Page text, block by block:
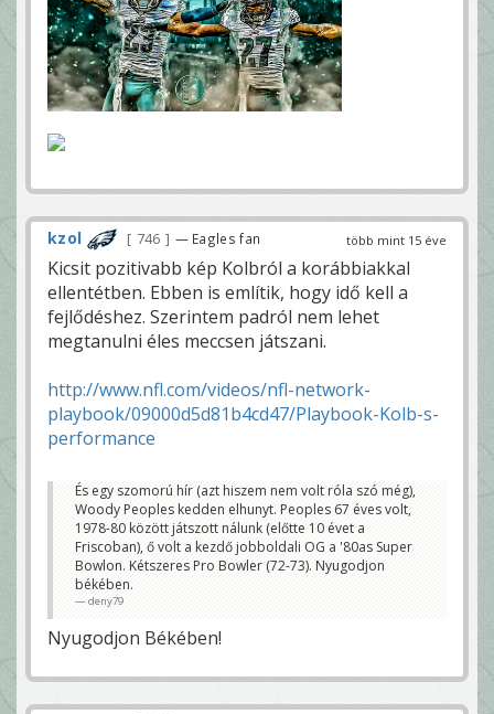
több mint 15 éve
kzol 746 — Eagles fan
Kicsit pozitivabb kép Kolbról a korábbiakkal
ellentétben. Ebben is említik, hogy idő kell a
fejlődéshez. Szerintem padról nem lehet
megtanulni éles meccsen játszani.
http://www.nfl.com/videos/nfl-network-
playbook/09000d5d81b4cd47/Playbook-Kolb-s-
performance
És egy szomorú hír (azt hiszem nem volt róla szó még),
Woody Peoples kedden elhunyt. Peoples 67 éves volt,
1978-80 között játszott nálunk (előtte 10 évet a
Friscoban), ő volt a kezdő jobboldali OG a '80as Super
Bowlon. Kétszeres Pro Bowler (72-73). Nyugodjon
békében.
deny79
Nyugodjon Békében!